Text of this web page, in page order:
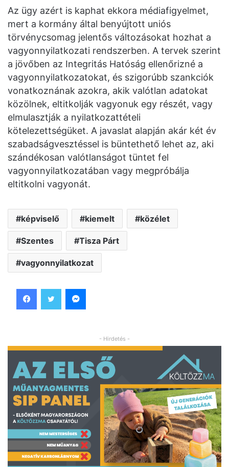
Az ügy azért is kaphat ekkora médiafigyelmet,
mert a kormány által benyújtott uniós
törvénycsomag jelentős változásokat hozhat a
vagyonnyilatkozati rendszerben. A tervek szerint
a jövőben az Integritás Hatóság ellenőrizné a
vagyonnyilatkozatokat, és szigorúbb szankciók
vonatkoznának azokra, akik valótlan adatokat
közölnek, eltitkolják vagyonuk egy részét, vagy
elmulasztják a nyilatkozattételi
kötelezettségüket. A javaslat alapján akár két év
szabadságvesztéssel is büntethető lehet az, aki
szándékosan valótlanságot tüntet fel
vagyonnyilatkozatában vagy megpróbálja
eltitkolni vagyonát.
képviselő kiemelt közélet
Szentes Tisza Párt
vagyonnyilatkozat
- Hirdetés -